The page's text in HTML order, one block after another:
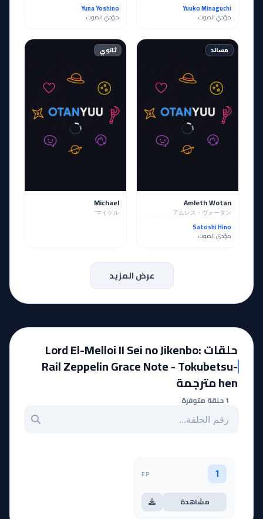
Yuuko Minaguchi
مؤدي الصوت
Yuna Yoshino
مؤدي الصوت
مساند
Amleth Wotan
アムレス・ヴォータン
Satoshi Hino
مؤدي الصوت
ثانوي
Michael
マイケル
عرض المزيد
حلقات Lord El-Melloi II Sei no Jikenbo:
Rail Zeppelin Grace Note - Tokubetsu-
hen مترجمة
1 حلقة متوفرة
بحث عن حلقة بالرقم
1
EP
مشاهدة